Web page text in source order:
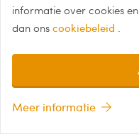
informatie over cookies
dan ons cookiebeleid .
Meer informatie